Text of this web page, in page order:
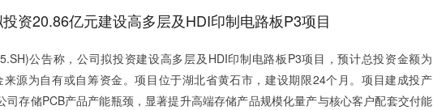
资20.86亿元建设高多层及HDI印制电路板P3项目
公告称，公司拟投资建设高多层及HDI印制电路板P3项目，预计总投资金额为
源为自有或自筹资金。项目位于湖北省黄石市，建设期限24个月。项目建成投产
司存储PCB产品产能瓶颈，显著提升高端存储产品规模化量产与核心客户配套交付能